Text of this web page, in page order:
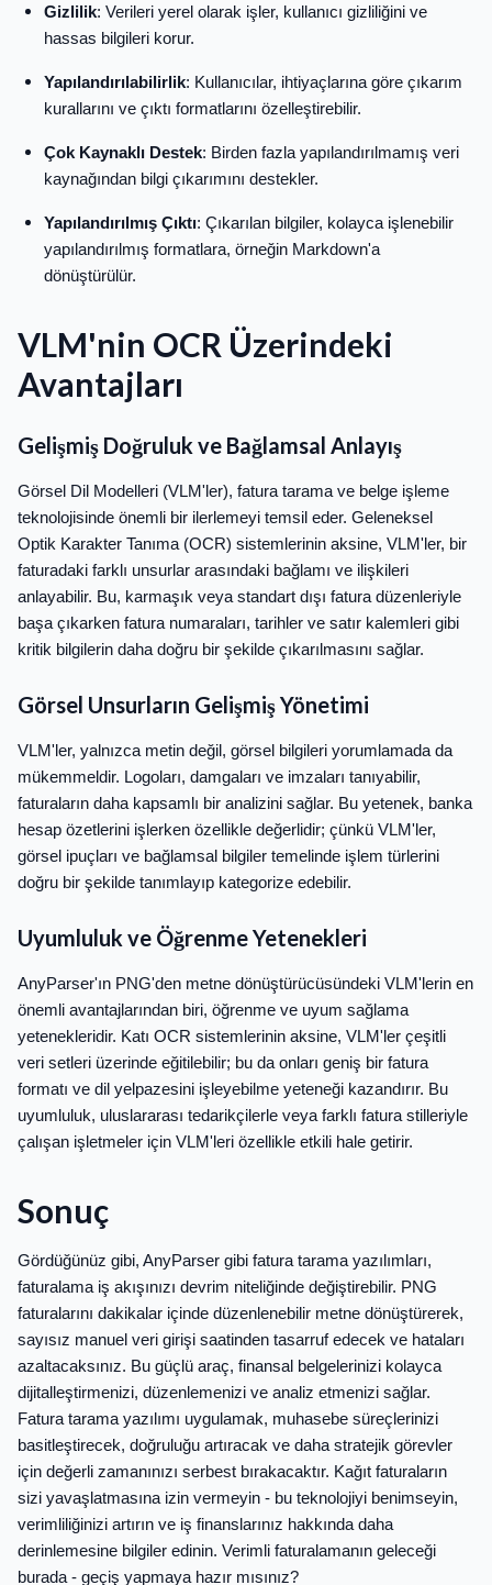
Gizlilik: Verileri yerel olarak işler, kullanıcı gizliliğini ve
hassas bilgileri korur.
Yapılandırılabilirlik: Kullanıcılar, ihtiyaçlarına göre çıkarım
kurallarını ve çıktı formatlarını özelleştirebilir.
Çok Kaynaklı Destek: Birden fazla yapılandırılmamış veri
kaynağından bilgi çıkarımını destekler.
Yapılandırılmış Çıktı: Çıkarılan bilgiler, kolayca işlenebilir
yapılandırılmış formatlara, örneğin Markdown'a
dönüştürülür.
VLM'nin OCR Üzerindeki
Avantajları
Gelişmiş Doğruluk ve Bağlamsal Anlayış
Görsel Dil Modelleri (VLM'ler), fatura tarama ve belge işleme
teknolojisinde önemli bir ilerlemeyi temsil eder. Geleneksel
Optik Karakter Tanıma (OCR) sistemlerinin aksine, VLM'ler, bir
faturadaki farklı unsurlar arasındaki bağlamı ve ilişkileri
anlayabilir. Bu, karmaşık veya standart dışı fatura düzenleriyle
başa çıkarken fatura numaraları, tarihler ve satır kalemleri gibi
kritik bilgilerin daha doğru bir şekilde çıkarılmasını sağlar.
Görsel Unsurların Gelişmiş Yönetimi
VLM'ler, yalnızca metin değil, görsel bilgileri yorumlamada da
mükemmeldir. Logoları, damgaları ve imzaları tanıyabilir,
faturaların daha kapsamlı bir analizini sağlar. Bu yetenek, banka
hesap özetlerini işlerken özellikle değerlidir; çünkü VLM'ler,
görsel ipuçları ve bağlamsal bilgiler temelinde işlem türlerini
doğru bir şekilde tanımlayıp kategorize edebilir.
Uyumluluk ve Öğrenme Yetenekleri
AnyParser'ın PNG'den metne dönüştürücüsündeki VLM'lerin en
önemli avantajlarından biri, öğrenme ve uyum sağlama
yetenekleridir. Katı OCR sistemlerinin aksine, VLM'ler çeşitli
veri setleri üzerinde eğitilebilir; bu da onları geniş bir fatura
formatı ve dil yelpazesini işleyebilme yeteneği kazandırır. Bu
uyumluluk, uluslararası tedarikçilerle veya farklı fatura stilleriyle
çalışan işletmeler için VLM'leri özellikle etkili hale getirir.
Sonuç
Gördüğünüz gibi, AnyParser gibi fatura tarama yazılımları,
faturalama iş akışınızı devrim niteliğinde değiştirebilir. PNG
faturalarını dakikalar içinde düzenlenebilir metne dönüştürerek,
sayısız manuel veri girişi saatinden tasarruf edecek ve hataları
azaltacaksınız. Bu güçlü araç, finansal belgelerinizi kolayca
dijitalleştirmenizi, düzenlemenizi ve analiz etmenizi sağlar.
Fatura tarama yazılımı uygulamak, muhasebe süreçlerinizi
basitleştirecek, doğruluğu artıracak ve daha stratejik görevler
için değerli zamanınızı serbest bırakacaktır. Kağıt faturaların
sizi yavaşlatmasına izin vermeyin - bu teknolojiyi benimseyin,
verimliliğinizi artırın ve iş finanslarınız hakkında daha
derinlemesine bilgiler edinin. Verimli faturalamanın geleceği
burada - geçiş yapmaya hazır mısınız?